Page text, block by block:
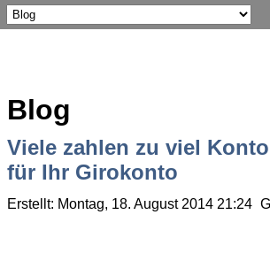
Blog
Viele zahlen zu viel
für Ihr Girokonto
Erstellt: Montag, 18. August 2014 21:24